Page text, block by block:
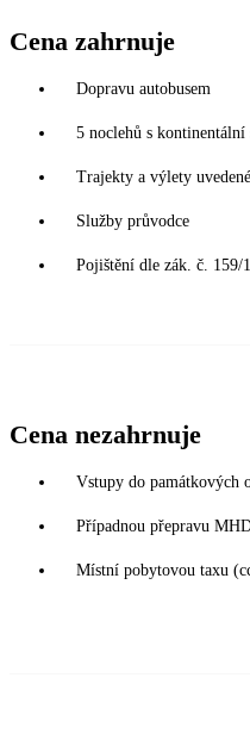
Cena zahrnuje
Dopravu autobusem
5 noclehů s
Trajekty a výlety
Služby průvodce
Pojištění dle zák. č. 159/
Cena nezahrnuje
Vstupy do památkových
Případnou přepravu
Místní pobytovou taxu